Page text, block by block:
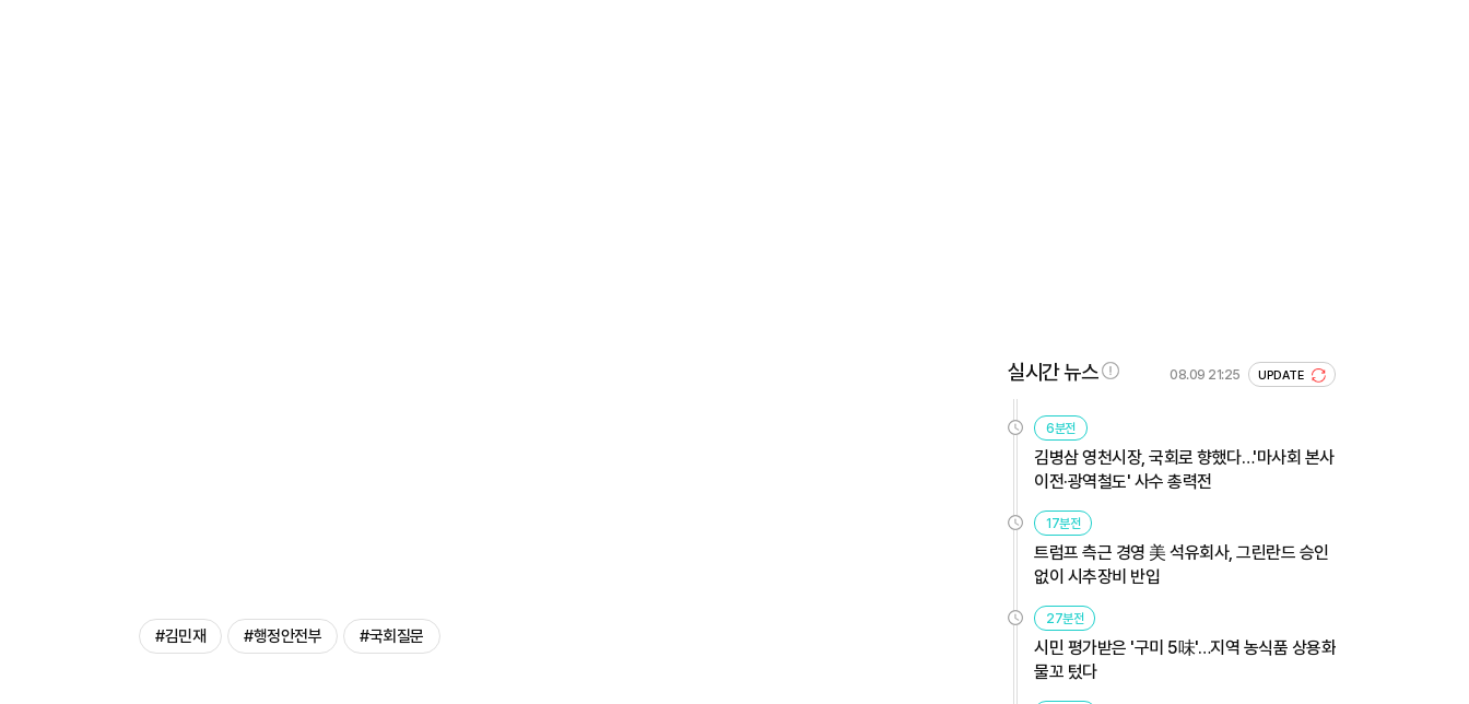
#김민재 #행정안전부 #국회질문
실시간 뉴스 08.09 21:25 UPDATE
6분전
김병삼 영천시장, 국회로 향했다…'마사회 본사
이전·광역철도' 사수 총력전
17분전
트럼프 측근 경영 美 석유회사, 그린란드 승인
없이 시추장비 반입
27분전
시민 평가받은 '구미 5味'…지역 농식품 상용화
물꼬 텄다